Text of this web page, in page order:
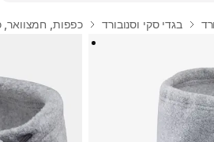
בגדי סקי וסנובורד כפפות, חמצוואר,